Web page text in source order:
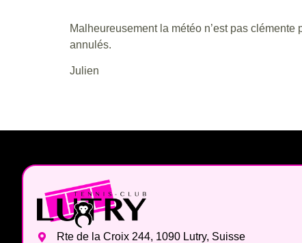
Malheureusement la météo n’est pas
annulés.
Julien
Rte de la Croix 244, 1090 Lutry, Suisse